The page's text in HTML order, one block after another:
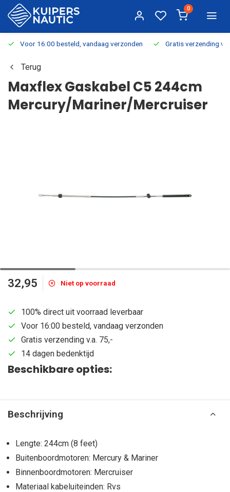
0
Voor 16:00 besteld, vandaag verzonden Gratis verzending
Terug
Maxflex Gaskabel C5 244cm
Mercury/Mariner/Mercruiser
32,95 Niet op voorraad
100% direct uit voorraad leverbaar
Voor 16:00 besteld, vandaag verzonden
Gratis verzending v.a. 75,-
14 dagen bedenktijd
Beschikbare opties:
Beschrijving
Lengte: 244cm (8 feet)
Buitenboordmotoren: Mercury & Mariner
Binnenboordmotoren: Mercruiser
Materiaal kabeluiteinden: Rvs